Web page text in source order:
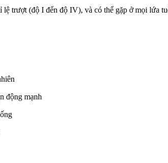
lệ trượt (độ I đến độ IV), và có thể gặp ở mọi lứa
động mạnh